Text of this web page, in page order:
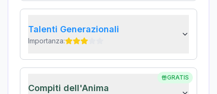
Talenti Generazionali
Importanza:
GRATIS
Compiti dell'Anima